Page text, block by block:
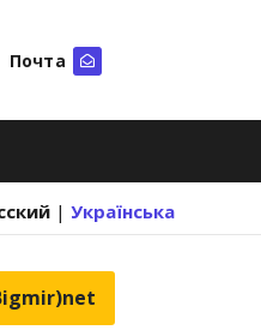
Почта
| Українська